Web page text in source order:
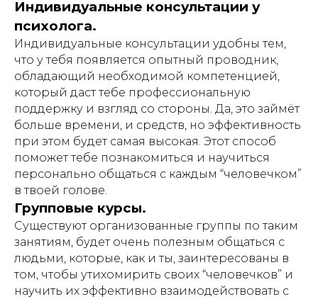
Индивидуальные консультации у
психолога.
Индивидуальные консультации удобны тем,
что у тебя появляется опытный проводник,
обладающий необходимой компетенцией,
который даст тебе профессиональную
поддержку и взгляд со стороны. Да, это займёт
больше времени, и средств, но эффективность
при этом будет самая высокая. Этот способ
поможет тебе познакомиться и научиться
персонально общаться с каждым “человечком”
в твоей голове.
Групповые курсы.
Существуют организованные группы по таким
занятиям, будет очень полезным общаться с
людьми, которые, как и ты, заинтересованы в
том, чтобы утихомирить своих “человечков” и
научить их эффективно взаимодействовать с